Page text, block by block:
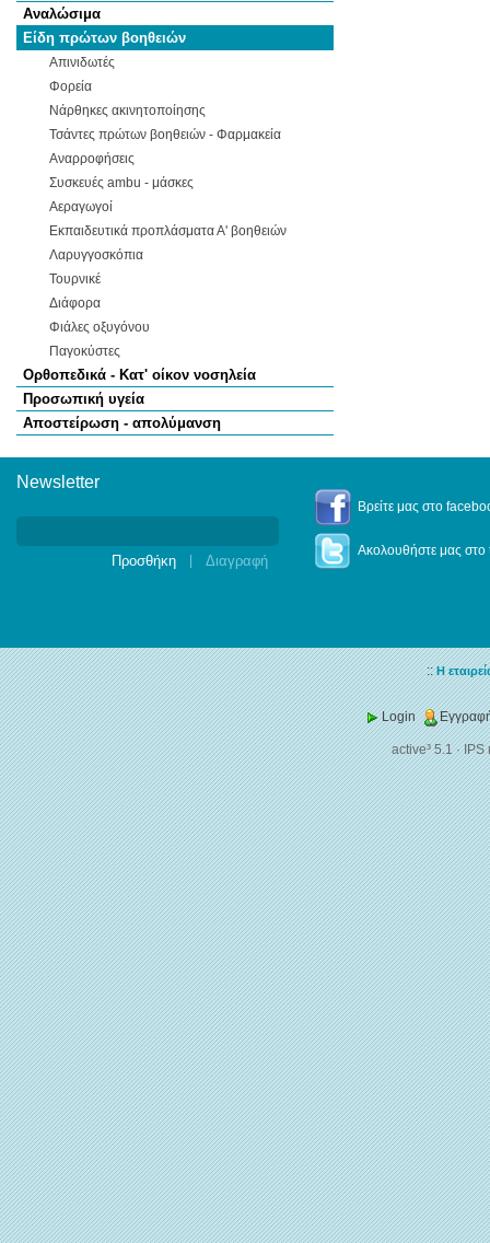
Αναλώσιμα
Είδη πρώτων βοηθειών
Απινιδωτές
Φορεία
Νάρθηκες ακινητοποίησης
Τσάντες πρώτων βοηθειών - Φαρμακεία
Αναρροφήσεις
Συσκευές ambu - μάσκες
Αεραγωγοί
Εκπαιδευτικά προπλάσματα Α' βοηθειών
Λαρυγγοσκόπια
Τουρνικέ
Διάφορα
Φιάλες οξυγόνου
Παγοκύστες
Ορθοπεδικά - Κατ' οίκον νοσηλεία
Προσωπική υγεία
Αποστείρωση - απολύμανση
Newsletter
Βρείτε μας στο
Ακολουθήστε μας στο
::Η
Login
active³ 5.1·IPS